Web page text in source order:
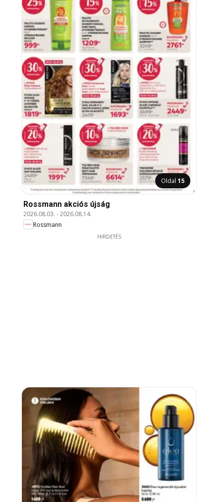
Oldal 15
Rossmann akciós újság
2026.08.03. -2026.08.14.
Rossmann
HIRDETÉS